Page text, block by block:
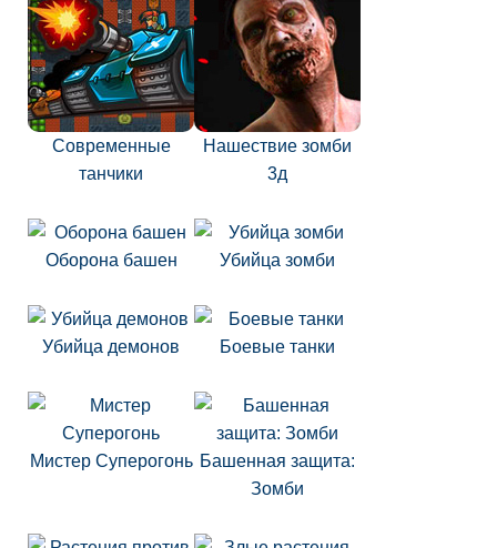
Современные
танчики
Нашествие зомби
3д
Оборона башен Убийца зомби
Убийца демонов Боевые танки
Мистер Суперогонь Башенная защита:
Зомби